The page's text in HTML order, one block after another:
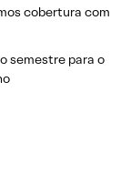
cobertura com
semestre para o